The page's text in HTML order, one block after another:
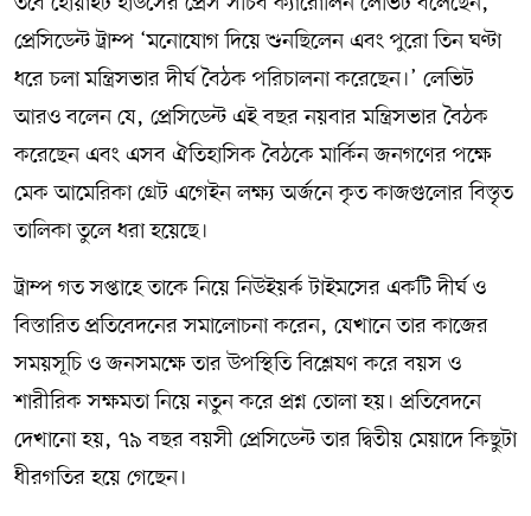
প্রেসিডেন্ট ট্রাম্প ‘মনোযোগ দিয়ে শুনছিলেন এবং পুরো তিন ঘণ্টা
ধরে চলা মন্ত্রিসভার দীর্ঘ বৈঠক পরিচালনা করেছেন।’ লেভিট
আরও বলেন যে, প্রেসিডেন্ট এই বছর নয়বার মন্ত্রিসভার বৈঠক
করেছেন এবং এসব ঐতিহাসিক বৈঠকে মার্কিন জনগণের পক্ষে
মেক আমেরিকা গ্রেট এগেইন লক্ষ্য অর্জনে কৃত কাজগুলোর বিস্তৃত
তালিকা তুলে ধরা হয়েছে।
ট্রাম্প গত সপ্তাহে তাকে নিয়ে নিউইয়র্ক টাইমসের একটি দীর্ঘ ও
বিস্তারিত প্রতিবেদনের সমালোচনা করেন, যেখানে তার কাজের
সময়সূচি ও জনসমক্ষে তার উপস্থিতি বিশ্লেষণ করে বয়স ও
শারীরিক সক্ষমতা নিয়ে নতুন করে প্রশ্ন তোলা হয়। প্রতিবেদনে
দেখানো হয়, ৭৯ বছর বয়সী প্রেসিডেন্ট তার দ্বিতীয় মেয়াদে কিছুটা
ধীরগতির হয়ে গেছেন।